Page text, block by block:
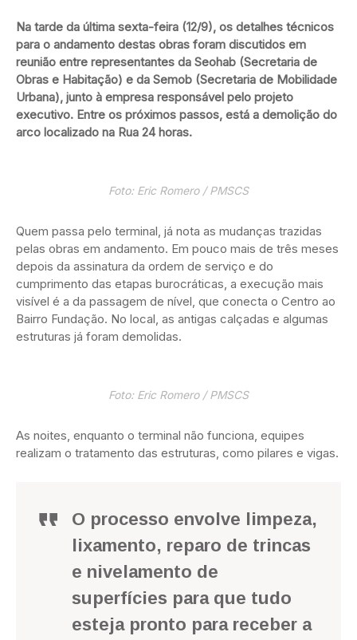
Na tarde da última sexta-feira (12/9), os detalhes técnicos
para o andamento destas obras foram discutidos em
reunião entre representantes da Seohab (Secretaria de
Obras e Habitação) e da Semob (Secretaria de Mobilidade
Urbana), junto à empresa responsável pelo projeto
executivo. Entre os próximos passos, está a demolição do
arco localizado na Rua 24 horas.
Foto: Eric Romero / PMSCS
Quem passa pelo terminal, já nota as mudanças trazidas
pelas obras em andamento. Em pouco mais de três meses
depois da assinatura da ordem de serviço e do
cumprimento das etapas burocráticas, a execução mais
visível é a da passagem de nível, que conecta o Centro ao
Bairro Fundação. No local, as antigas calçadas e algumas
estruturas já foram demolidas.
Foto: Eric Romero / PMSCS
As noites, enquanto o terminal não funciona, equipes
realizam o tratamento das estruturas, como pilares e vigas.
O processo envolve limpeza,
lixamento, reparo de trincas
e nivelamento de
superfícies para que tudo
esteja pronto para receber a